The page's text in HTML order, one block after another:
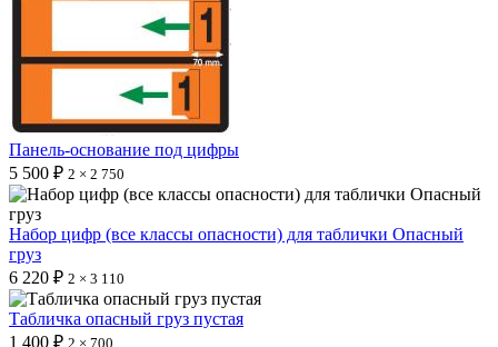
Панель-основание под цифры
5 500 ₽ 2 × 2 750
Набор цифр (все классы опасности) для таблички Опасный
груз
6 220 ₽ 2 × 3 110
Табличка опасный груз пустая
1 400 ₽ 2 × 700